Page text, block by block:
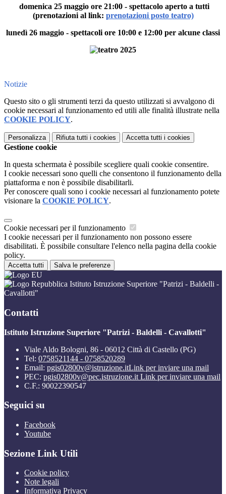
domenica 25 maggio ore 21:00 - spettacolo aperto a tutti
(prenotazioni al link: prenotazioni posto teatro)
lunedì 26 maggio - spettacoli ore 10:00 e 12:00 per alcune classi
Notizie
Questo sito o gli strumenti terzi da questo utilizzati si avvalgono di
cookie necessari al funzionamento ed utili alle finalità illustrate nella
COOKIE POLICY.
Personalizza Rifiuta tutti i cookies Accetta tutti i cookies
Gestione cookie
In questa schermata è possibile scegliere quali cookie consentire.
I cookie necessari sono quelli che consentono il funzionamento della
piattaforma e non è possibile disabilitarli.
Per conoscere quali sono i cookie necessari al funzionamento potete
visionare la COOKIE POLICY.
Cookie necessari per il funzionamento
I cookie necessari per il funzionamento non possono essere
disabilitati. È possibile consultare l'elenco nella pagina della cookie
policy.
Accetta tutti Salva le preferenze
Istituto Istruzione Superiore "Patrizi - Baldelli -
Cavallotti"
Contatti
Istituto Istruzione Superiore "Patrizi - Baldelli - Cavallotti"
Viale Aldo Bologni, 86 - 06012 Città di Castello (PG)
Tel: 0758521144 - 0758520289
Email: pgis02800v@istruzione.itLink per inviare una mail
PEC: pgis02800v@pec.istruzione.it Link per inviare una mail
C.F.: 90022390547
Seguici su
Facebook
Youtube
Sezione Link Utili
Cookie policy
Note legali
Informativa Privacy